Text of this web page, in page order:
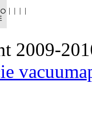
| | | |
2009-